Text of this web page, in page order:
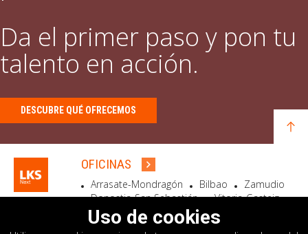
Da el primer paso y pon tu
talento en acción.
DESCUBRE QUÉ OFRECEMOS
OFICINAS
Arrasate-Mondragón Bilbao
Zamudio
Donostia-San Sebastián
Vitoria-Gasteiz
Madrid
El Astillero Bidart
Uso de cookies